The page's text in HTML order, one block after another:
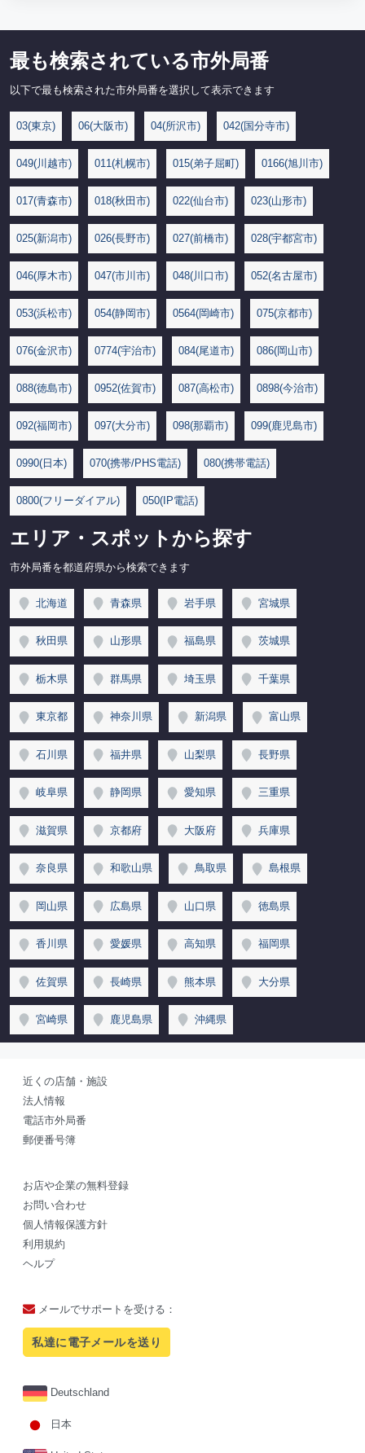
最も検索されている市外局番
以下で最も検索された市外局番を選択して表示できます
03(東京) 06(大阪市) 04(所沢市) 042(国分寺市)
049(川越市) 011(札幌市) 015(弟子屈町) 0166(旭川市)
017(青森市) 018(秋田市) 022(仙台市) 023(山形市)
025(新潟市) 026(長野市) 027(前橋市) 028(宇都宮市)
046(厚木市) 047(市川市) 048(川口市) 052(名古屋市)
053(浜松市) 054(静岡市) 0564(岡崎市) 075(京都市)
076(金沢市) 0774(宇治市) 084(尾道市) 086(岡山市)
088(徳島市) 0952(佐賀市) 087(高松市) 0898(今治市)
092(福岡市) 097(大分市) 098(那覇市) 099(鹿児島市)
0990(日本) 070(携帯/PHS電話) 080(携帯電話)
0800(フリーダイアル) 050(IP電話)
エリア・スポットから探す
市外局番を都道府県から検索できます
北海道 青森県 岩手県 宮城県
秋田県 山形県 福島県 茨城県
栃木県 群馬県 埼玉県 千葉県
東京都 神奈川県 新潟県 富山県
石川県 福井県 山梨県 長野県
岐阜県 静岡県 愛知県 三重県
滋賀県 京都府 大阪府 兵庫県
奈良県 和歌山県 鳥取県 島根県
岡山県 広島県 山口県 徳島県
香川県 愛媛県 高知県 福岡県
佐賀県 長崎県 熊本県 大分県
宮崎県 鹿児島県 沖縄県
近くの店舗・施設
法人情報
電話市外局番
郵便番号簿
お店や企業の無料登録
お問い合わせ
個人情報保護方針
利用規約
ヘルプ
メールでサポートを受ける：
私達に電子メールを送り
Deutschland
日本